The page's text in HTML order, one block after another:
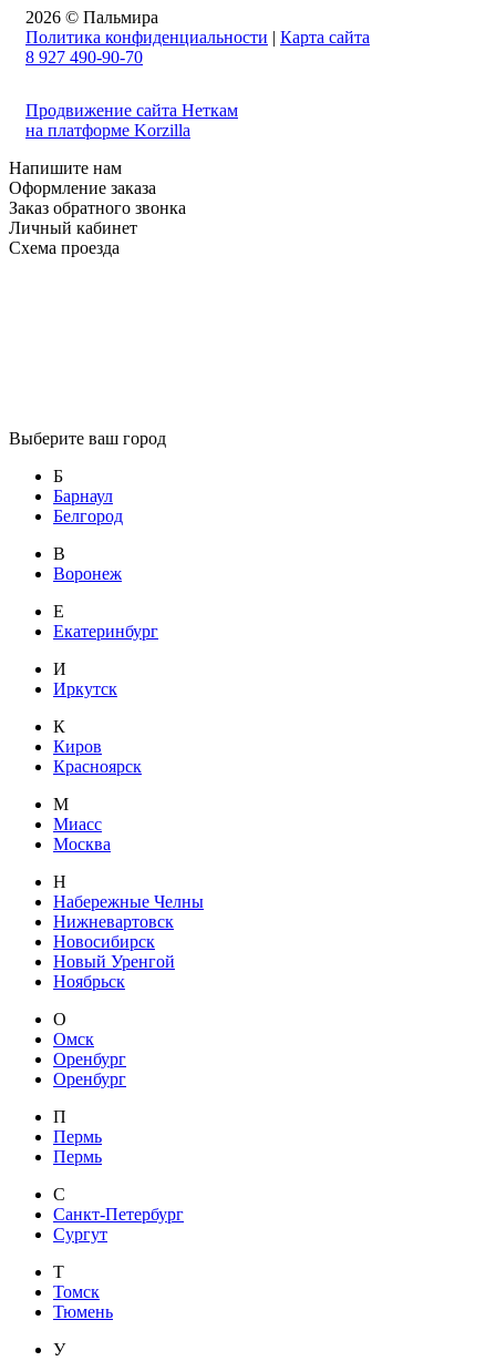
2026 © Пальмира
Политика конфиденциальности | Карта сайта
8 927 490-90-70
Продвижение сайта Неткам
на платформе Korzilla
Напишите нам
Оформление заказа
Заказ обратного звонка
Личный кабинет
Схема проезда
Выберите ваш город
Б
Барнаул
Белгород
В
Воронеж
Е
Екатеринбург
И
Иркутск
К
Киров
Красноярск
М
Миасс
Москва
Н
Набережные Челны
Нижневартовск
Новосибирск
Новый Уренгой
Ноябрьск
О
Омск
Оренбург
Оренбург
П
Пермь
Пермь
С
Санкт-Петербург
Сургут
Т
Томск
Тюмень
У